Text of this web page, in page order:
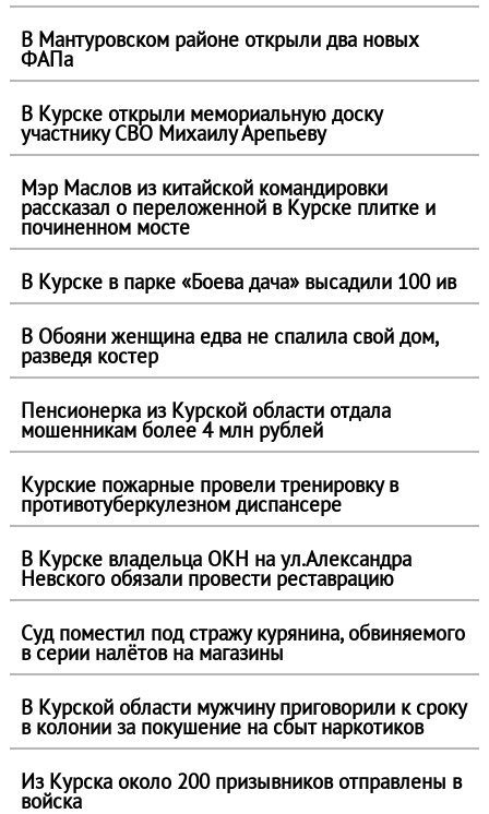
В Мантуровском районе открыли два новых
ФАПа
В Курске открыли мемориальную доску
участнику СВО Михаилу Арепьеву
Мэр Маслов из китайской командировки
рассказал о переложенной в Курске плитке и
починенном мосте
В Курске в парке «Боева дача» высадили 100 ив
В Обояни женщина едва не спалила свой дом,
разведя костер
Пенсионерка из Курской области отдала
мошенникам более 4 млн рублей
Курские пожарные провели тренировку в
противотуберкулезном диспансере
В Курске владельца ОКН на ул.Александра
Невского обязали провести реставрацию
Суд поместил под стражу курянина, обвиняемого
в серии налётов на магазины
В Курской области мужчину приговорили к сроку
в колонии за покушение на сбыт наркотиков
Из Курска около 200 призывников отправлены в
войска